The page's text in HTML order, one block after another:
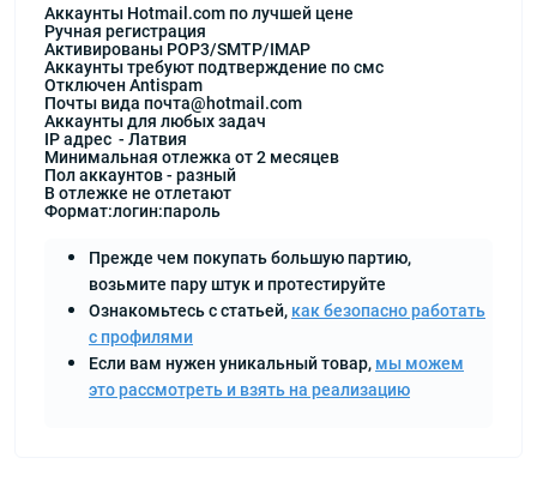
Аккаунты Hotmail.com по лучшей цене
Ручная регистрация
Активированы POP3/SMTP/IMAP
Аккаунты требуют подтверждение по смс
Отключен Antispam
Почты вида почта@hotmail.com
Аккаунты для любых задач
IP адрес - Латвия
Минимальная отлежка от 2 месяцев
Пол аккаунтов - разный
В отлежке не отлетают
Формат:логин:пароль
Прежде чем покупать большую партию,
возьмите пару штук и протестируйте
Ознакомьтесь с статьей, как безопасно работать
с профилями
Если вам нужен уникальный товар, мы можем
это рассмотреть и взять на реализацию